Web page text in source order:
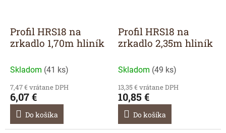
Profil HRS18 na
zrkadlo 1,70m hliník
Skladom (41 ks)
7,47 € vrátane DPH
6,07 €
Do košíka
Profil HRS18 na
zrkadlo 2,35m hliník
Skladom (49 ks)
13,35 € vrátane DPH
10,85 €
Do košíka